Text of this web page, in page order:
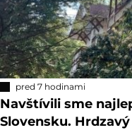
pred 7 hodinami
Navštívili sme
Slovensku.